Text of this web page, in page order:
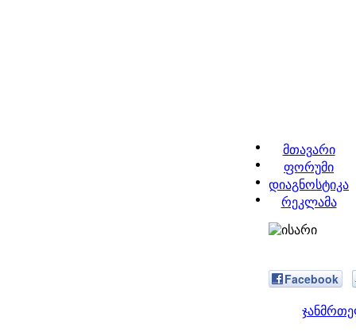
მთავარი
ფორუმი
დიაგნოსტიკა
რეკლამა
Facebook